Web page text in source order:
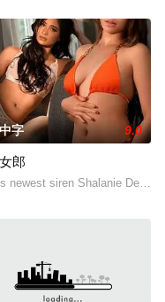
查真相，誓要找出躲在屏
of an alcoholic father-in-law
字 9.0
郎
newest siren Shalanie De